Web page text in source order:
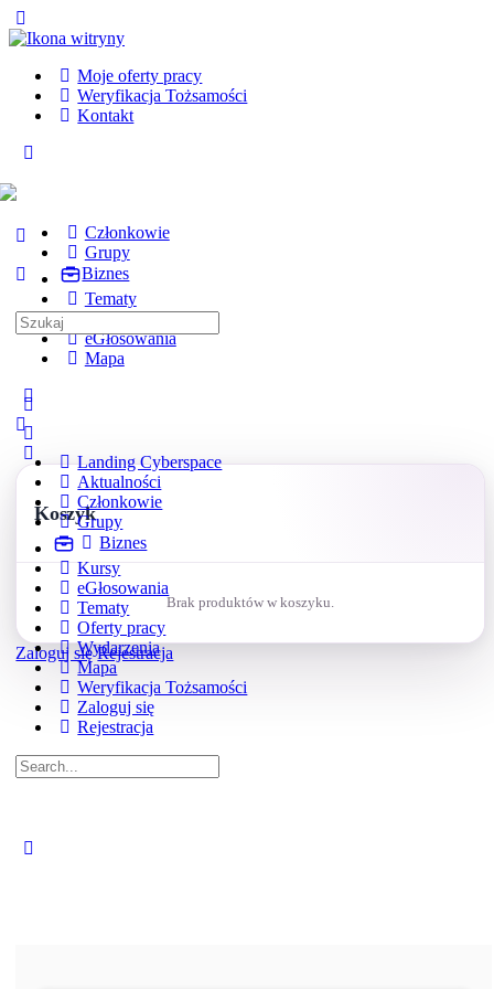
Side
Moje oferty pracy
Weryfikacja Tożsamości
Kontakt
Członkowie
Grupy
Biznes
Tematy
Kursy
eGłosowania
Mapa
Koszyk
Brak produktów w koszyku.
Zaloguj się Rejestracja
Search
for:
Landing Cyberspace
Aktualności
Członkowie
Grupy
Biznes
Kursy
eGłosowania
Tematy
Oferty pracy
Wydarzenia
Mapa
Weryfikacja Tożsamości
Zaloguj się
Rejestracja
Search
for: